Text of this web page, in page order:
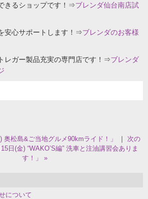
きるショップです！⇒ブレンダ仙台南店試
安心サポートします！⇒ブレンダのお客様
レガー製品充実の専門店です！⇒ブレンダ
奥松島&ご当地グルメ90kmライド！」 ｜ 次の
日(金) “WAKO’S編” 洗車と注油講習会ありま
す！」 »
について